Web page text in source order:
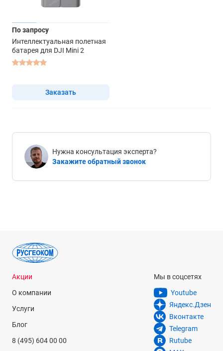
По запросу
Интеллектуальная полетная
батарея для DJI Mini 2
Заказать
Нужна консультация эксперта?
Закажите обратный звонок
Акции
О компании
Услуги
Блог
8 (495) 604 00 00
Мы в соцсетях
Youtube
Яндекс.Дзен
Вконтакте
Telegram
Rutube